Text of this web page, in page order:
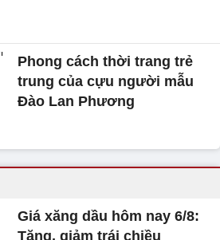
Phong cách thời trang trẻ
trung của cựu người mẫu
Đào Lan Phương
Giá xăng dầu hôm nay 6/8:
Tăng, giảm trái chiều